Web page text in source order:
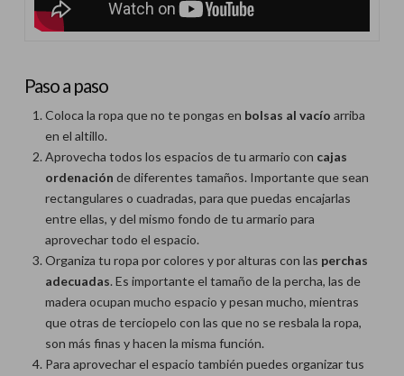
Paso a paso
Coloca la ropa que no te pongas en bolsas al vacío arriba
en el altillo.
Aprovecha todos los espacios de tu armario con cajas
ordenación de diferentes tamaños. Importante que sean
rectangulares o cuadradas, para que puedas encajarlas
entre ellas, y del mismo fondo de tu armario para
aprovechar todo el espacio.
Organiza tu ropa por colores y por alturas con las perchas
adecuadas. Es importante el tamaño de la percha, las de
madera ocupan mucho espacio y pesan mucho, mientras
que otras de terciopelo con las que no se resbala la ropa,
son más finas y hacen la misma función.
Para aprovechar el espacio también puedes organizar tus